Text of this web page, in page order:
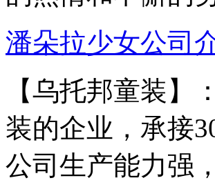
潘朵拉少女公司
【乌托邦童装】
装的企业，承接
公司生产能力强